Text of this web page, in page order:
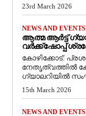
23rd March 2026
NEWS AND EVENTS
ആത്മ ആർട്ട്
വർക്ക്‌ഷോപ്പ്
കോഴിക്കോട്:
നേതൃത്വത്തിൽ
ഗ്യാലറിയിൽ
15th March 2026
NEWS AND EVENTS